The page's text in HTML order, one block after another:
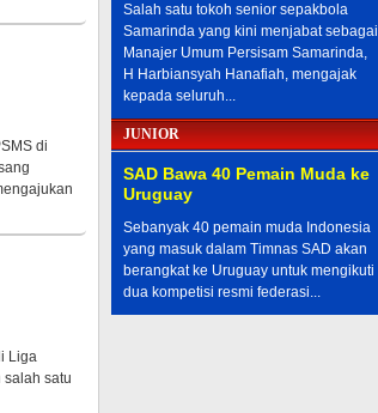
di
Liga
salah satu
Salah satu tokoh senior sepakbola
Samarinda yang kini menjabat sebagai
Manajer Umum Persisam Samarinda,
H Harbiansyah Hanafiah, mengajak
kepada seluruh...
JUNIOR
SAD Bawa 40 Pemain Muda ke
Uruguay
Sebanyak 40 pemain muda Indonesia
yang masuk dalam Timnas SAD akan
berangkat ke Uruguay untuk mengikuti
dua kompetisi resmi federasi...